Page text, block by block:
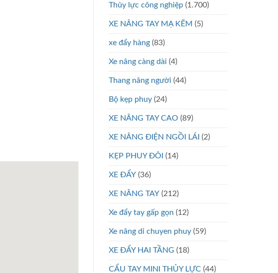
Thủy lực công nghiệp (1.700)
XE NÂNG TAY MẠ KẼM (5)
xe đẩy hàng (83)
Xe nâng càng dài (4)
Thang nâng người (44)
Bộ kẹp phuy (24)
XE NÂNG TAY CAO (89)
XE NÂNG ĐIỆN NGỒI LÁI (2)
KẸP PHUY ĐÔI (14)
XE ĐẨY (36)
XE NÂNG TAY (212)
Xe đẩy tay gấp gọn (12)
Xe nâng di chuyen phuy (59)
XE ĐẨY HAI TẦNG (18)
CẨU TAY MINI THỦY LỰC (44)